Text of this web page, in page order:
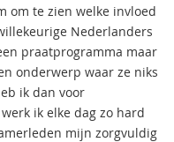
om te zien welke invloed
Nederlanders
praatprogramma maar
onderwerp waar ze niks
ik dan voor
ik elke dag zo hard
mijn zorgvuldig